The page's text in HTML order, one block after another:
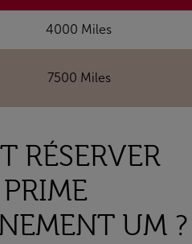
4000 Miles
7500 Miles
RÉSERVER
UM ?